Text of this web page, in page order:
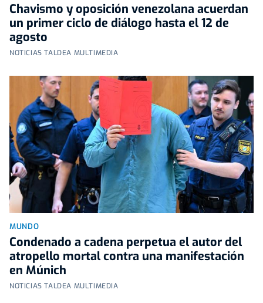
Chavismo y oposición venezolana acuerdan
un primer ciclo de diálogo hasta el 12 de
agosto
NOTICIAS TALDEA MULTIMEDIA
MUNDO
Condenado a cadena perpetua el autor del
atropello mortal contra una manifestación
en Múnich
NOTICIAS TALDEA MULTIMEDIA